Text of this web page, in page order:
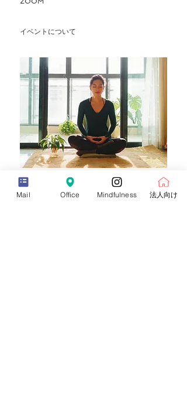
イベントについて
快眠効果が実感しやすい！
Mail Office Mindfulness 法人向け